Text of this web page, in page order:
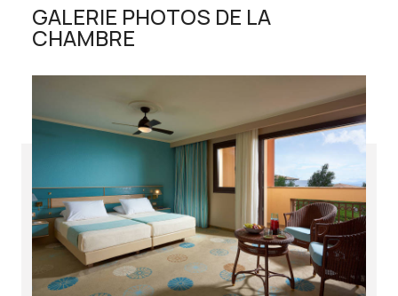
GALERIE PHOTOS DE LA
CHAMBRE